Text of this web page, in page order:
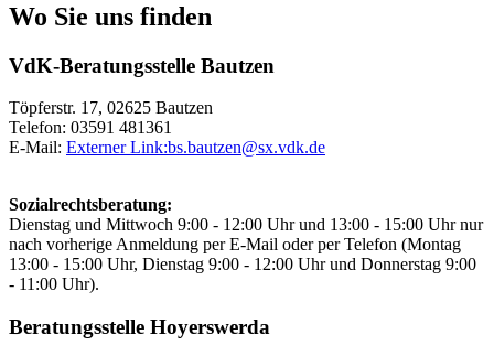
Wo Sie uns finden
VdK-Beratungsstelle Bautzen
Töpferstr. 17, 02625 Bautzen
Telefon: 03591 481361
E-Mail: Externer Link:bs.bautzen@sx.vdk.de
Sozialrechtsberatung:
Dienstag und Mittwoch 9:00 - 12:00 Uhr und 13:00 - 15:00 Uhr nur
nach vorherige Anmeldung per E-Mail oder per Telefon (Montag
13:00 - 15:00 Uhr, Dienstag 9:00 - 12:00 Uhr und Donnerstag 9:00
- 11:00 Uhr).
Beratungsstelle Hoyerswerda